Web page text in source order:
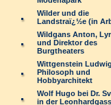
Wilder und die
Landstraï¿½e (in
Wildgans Anton,
und Direktor des
Burgtheaters
Wittgenstein
Philosoph und
Hobbyarchitekt
Wolf Hugo bei Dr.
in der